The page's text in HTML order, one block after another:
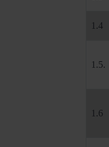
1.4
1.5.
1.6